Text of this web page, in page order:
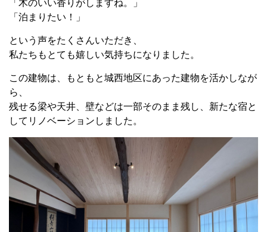
「木のいい香りがしますね。」
「泊まりたい！」
という声をたくさんいただき、
私たちもとても嬉しい気持ちになりました。
この建物は、もともと城西地区にあった建物を活かしなが
ら、
残せる梁や天井、壁などは一部そのまま残し、新たな宿と
してリノベーションしました。